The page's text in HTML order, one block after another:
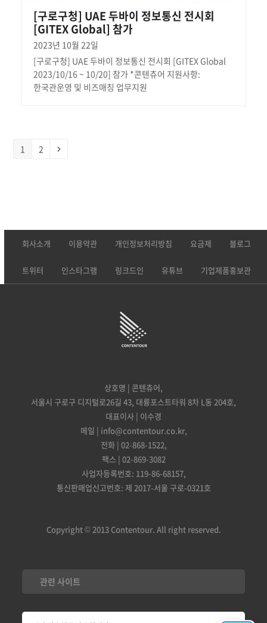
[구로구청] UAE 두바이 정보통신 전시회
[GITEX Global] 참가
2023년 10월 22일
[구로구청] UAE 두바이 정보통신 전시회 [GITEX Global
2023/10/16 ~ 10/20] 참가 *콘텐츄어 지원사항:
한국관운영 및 비즈매칭 업무지원
Page
1 Page
2 Next
회사소개 이용약관 개인정보처리방침 요금제 블로그
트위터 인스타그램 링크드인 유튜브 기업제품홍보관
상호명 | 콘텐츄어,
서울시 구로구 디지털로26길 43, 대륭포스트타워 8차 L동 204호,
대표이사 | 이수경
메일 | info@contentour.co.kr,
전화 | 02-868-1522,
팩스 | 02-869-3082
사업자등록번호: 119-86-68157,
통신판매업신고번호: 제 2017-서울 구로-0321호
Copyright © 2013 Contentour. All right reserved.
관련 사이트